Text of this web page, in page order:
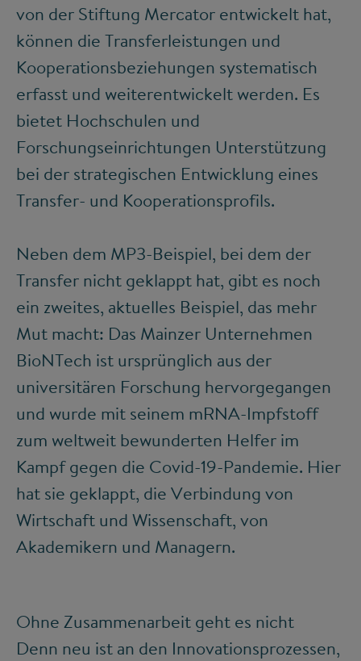
von der Stiftung Mercator entwickelt hat,
können die Transferleistungen und
Kooperationsbeziehungen systematisch
erfasst und weiterentwickelt werden. Es
bietet Hochschulen und
Forschungseinrichtungen Unterstützung
bei der strategischen Entwicklung eines
Transfer- und Kooperationsprofils.
Neben dem MP3-Beispiel, bei dem der
Transfer nicht geklappt hat, gibt es noch
ein zweites, aktuelles Beispiel, das mehr
Mut macht: Das Mainzer Unternehmen
BioNTech ist ursprünglich aus der
universitären Forschung hervorgegangen
und wurde mit seinem mRNA-Impfstoff
zum weltweit bewunderten Helfer im
Kampf gegen die Covid-19-Pandemie. Hier
hat sie geklappt, die Verbindung von
Wirtschaft und Wissenschaft, von
Akademikern und Managern.
Ohne Zusammenarbeit geht es nicht
Denn neu ist an den Innovationsprozessen,